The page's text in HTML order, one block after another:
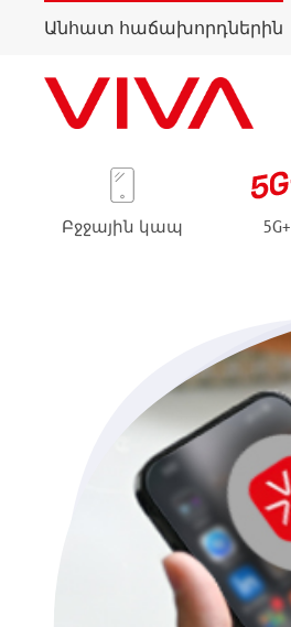
Անհատ հաճախորդներին
Բջջային կապ 5G+